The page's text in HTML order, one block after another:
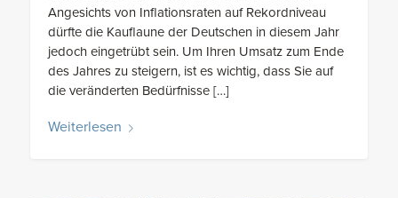
Angesichts von Inflationsraten auf Rekordniveau
dürfte die Kauflaune der Deutschen in diesem Jahr
jedoch eingetrübt sein. Um Ihren Umsatz zum Ende
des Jahres zu steigern, ist es wichtig, dass Sie auf
die veränderten Bedürfnisse […]
Weiterlesen